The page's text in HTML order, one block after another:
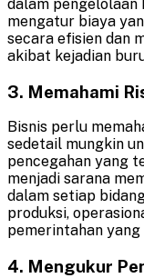
dalam pengelolaan
mengatur biaya
secara efisien dan
akibat kejadian
3. Memahami
Bisnis perlu
sedetail mungkin
pencegahan yang
menjadi sarana
dalam setiap
produksi,
pemerintahan
4. Mengukur